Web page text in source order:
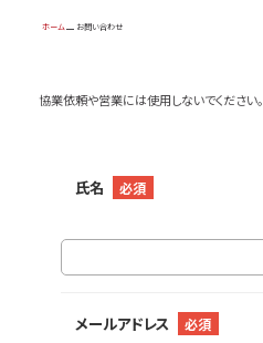
ホーム お問い合わせ
協業依頼や営業には使用しないでください。
氏名 必須
メールアドレス 必須